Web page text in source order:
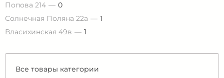
Попова 214
0
Солнечная Поляна 22а
1
Власихинская 49в
1
Все товары категории